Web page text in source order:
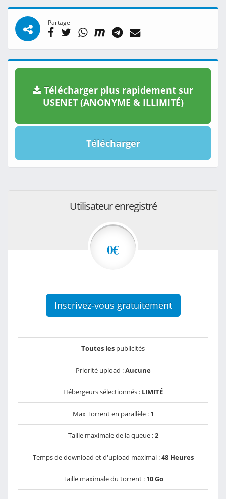
Partage
Télécharger plus rapidement sur
USENET (ANONYME & ILLIMITÉ)
Télécharger
Utilisateur enregistré
0€
Inscrivez-vous gratuitement
Toutes les publicités
Priorité upload :Aucune
Hébergeurs sélectionnés : LIMITÉ
Max Torrent en parallèle : 1
Taille maximale de la queue :2
Temps de download et d'upload maximal :48 Heures
Taille maximale du torrent : 10 Go